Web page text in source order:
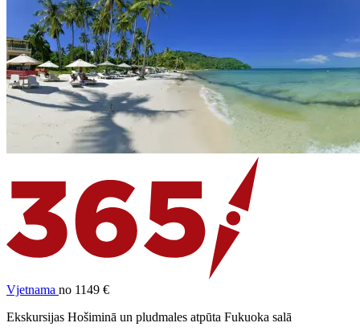
Vjetnama no 1149 €
Ekskursijas Hošiminā un pludmales atpūta Fukuoka salā